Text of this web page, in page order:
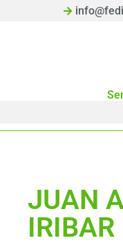
JUAN
IRIBAR